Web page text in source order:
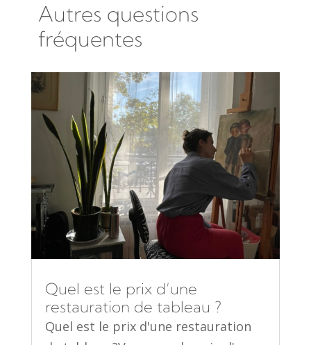
Autres questions
fréquentes
Quel est le prix d’une
restauration de tableau ?
Quel est le prix d'une restauration